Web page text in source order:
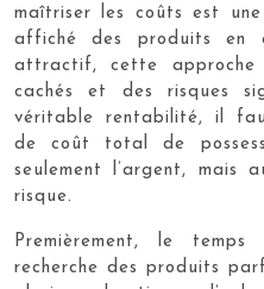
maîtriser les coûts est
affiché des produits en
attractif, cette approche
cachés et des risques
véritable rentabilité, il
de coût total de
seulement l’argent, mais
risque.
Premièrement, le
recherche des produits